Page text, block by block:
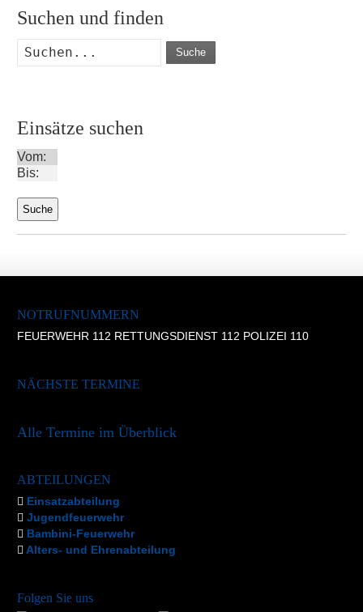
Suchen und finden
Suche
Einsätze suchen
Vom:
Bis:
NOTRUFNUMMERN
FEUERWEHR 112 RETTUNGSDIENST 112 POLIZEI 110
NÄCHSTE TERMINE
Alle Termine im Überblick
ABTEILUNGEN
Einsatzabteilung
Jugendfeuerwehr
Bambini-Feuerwehr
Alters- und Ehrenabteilung
Folgen Sie uns